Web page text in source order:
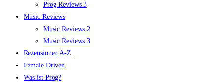
Prog Reviews 3
Music Reviews
Music Reviews 2
Music Reviews 3
Rezensionen A-Z
Female Driven
Was ist Prog?